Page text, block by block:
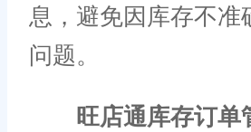
息，避免因库存不准
问题。
旺店通库存订单